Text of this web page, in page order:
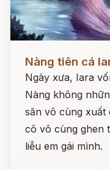
Nàng tiên cá
Ngày xưa, Iara
Nàng không
săn vô cùng xuất
cô vô cùng ghen
liễu em gái mình.